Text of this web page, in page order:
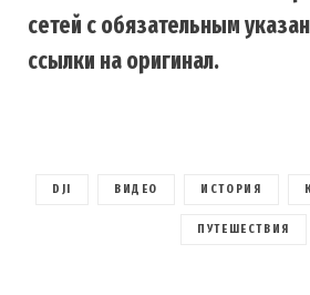
сетей с обязательным
ссылки на оригинал.
DJI ВИДЕО ИСТОРИЯ
ПУТЕШЕСТВИЯ